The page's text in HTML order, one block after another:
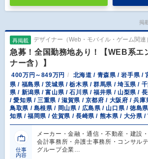
掲
再掲載 デザイナー（Web・モバイル・ゲーム関連）
急募！全国勤務地あり！【WEB系エ
ナー含）】
400万円～849万円
北海道 / 青森県 / 岩手県 /
県 / 福島県 / 茨城県 / 栃木県 / 群馬県 / 埼玉県 /
県 / 新潟県 / 富山県 / 石川県 / 福井県 / 山梨県 /
/ 愛知県 / 三重県 / 滋賀県 / 京都府 / 大阪府 / 兵
鳥取県 / 島根県 / 岡山県 / 広島県 / 山口県 / 徳島
知県 / 福岡県 / 佐賀県 / 長崎県 / 熊本県 / 大分県 /
仕事
内容
メーカー・金融・通信・不動産・建設
会計事務所・弁護士事務所・コンサル
グループ企業…